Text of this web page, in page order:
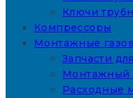
Ключи
Компрессоры
Монтажные
Запчасти
Монтажный
Расходные